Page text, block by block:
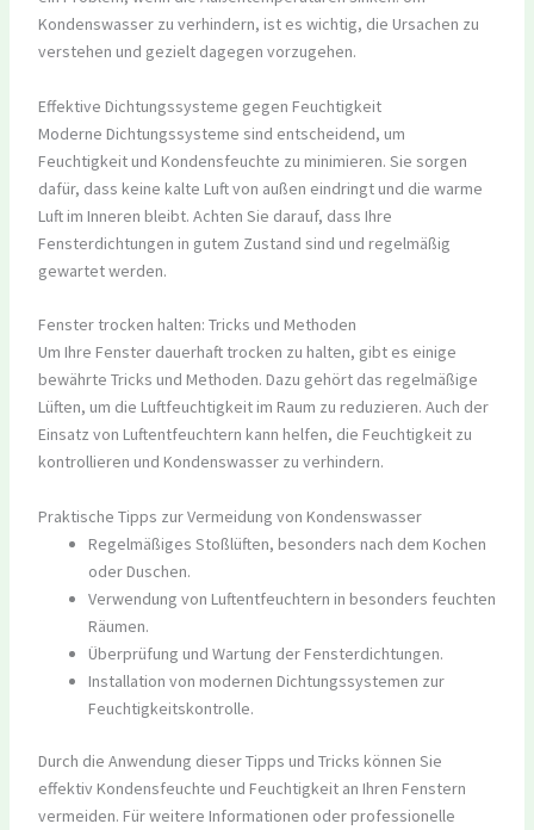
Kondenswasser zu verhindern, ist es wichtig, die Ursachen zu
verstehen und gezielt dagegen vorzugehen.
Effektive Dichtungssysteme gegen Feuchtigkeit
Moderne Dichtungssysteme sind entscheidend, um
Feuchtigkeit und Kondensfeuchte zu minimieren. Sie sorgen
dafür, dass keine kalte Luft von außen eindringt und die warme
Luft im Inneren bleibt. Achten Sie darauf, dass Ihre
Fensterdichtungen in gutem Zustand sind und regelmäßig
gewartet werden.
Fenster trocken halten: Tricks und Methoden
Um Ihre Fenster dauerhaft trocken zu halten, gibt es einige
bewährte Tricks und Methoden. Dazu gehört das regelmäßige
Lüften, um die Luftfeuchtigkeit im Raum zu reduzieren. Auch der
Einsatz von Luftentfeuchtern kann helfen, die Feuchtigkeit zu
kontrollieren und Kondenswasser zu verhindern.
Praktische Tipps zur Vermeidung von Kondenswasser
Regelmäßiges Stoßlüften, besonders nach dem Kochen
oder Duschen.
Verwendung von Luftentfeuchtern in besonders feuchten
Räumen.
Überprüfung und Wartung der Fensterdichtungen.
Installation von modernen Dichtungssystemen zur
Feuchtigkeitskontrolle.
Durch die Anwendung dieser Tipps und Tricks können Sie
effektiv Kondensfeuchte und Feuchtigkeit an Ihren Fenstern
vermeiden. Für weitere Informationen oder professionelle